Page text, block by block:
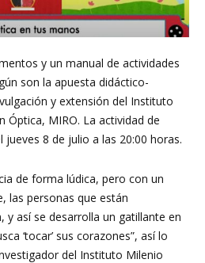
Óptica,
MIRO
y un manual de actividades
son la apuesta didáctico-
y extensión del Instituto
Óptica, MIRO. La actividad de
8 de julio a las 20:00 horas.
de forma lúdica, pero con un
las personas que están
y así se desarrolla un gatillante en
‘tocar’ sus corazones”, así lo
del Instituto Milenio